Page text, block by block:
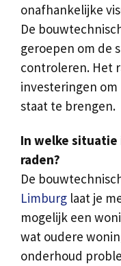
onafhankelijke
De
geroepen om de
controleren. Het
investeringen
staat te brengen.
In welke situatie
raden?
De
Limburg laat je
mogelijk een
wat oudere
onderhoud